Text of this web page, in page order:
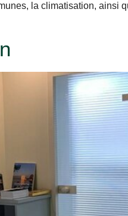
la climatisation, ainsi